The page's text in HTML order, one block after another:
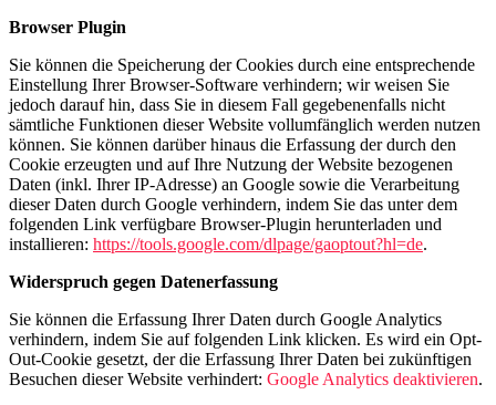
Browser Plugin
Sie können die Speicherung der Cookies durch eine entsprechende
Einstellung Ihrer Browser-Software verhindern; wir weisen Sie
jedoch darauf hin, dass Sie in diesem Fall gegebenenfalls nicht
sämtliche Funktionen dieser Website vollumfänglich werden nutzen
können. Sie können darüber hinaus die Erfassung der durch den
Cookie erzeugten und auf Ihre Nutzung der Website bezogenen
Daten (inkl. Ihrer IP-Adresse) an Google sowie die Verarbeitung
dieser Daten durch Google verhindern, indem Sie das unter dem
folgenden Link verfügbare Browser-Plugin herunterladen und
installieren: https://tools.google.com/dlpage/gaoptout?hl=de.
Widerspruch gegen Datenerfassung
Sie können die Erfassung Ihrer Daten durch Google Analytics
verhindern, indem Sie auf folgenden Link klicken. Es wird ein Opt-
Out-Cookie gesetzt, der die Erfassung Ihrer Daten bei zukünftigen
Besuchen dieser Website verhindert: Google Analytics deaktivieren.